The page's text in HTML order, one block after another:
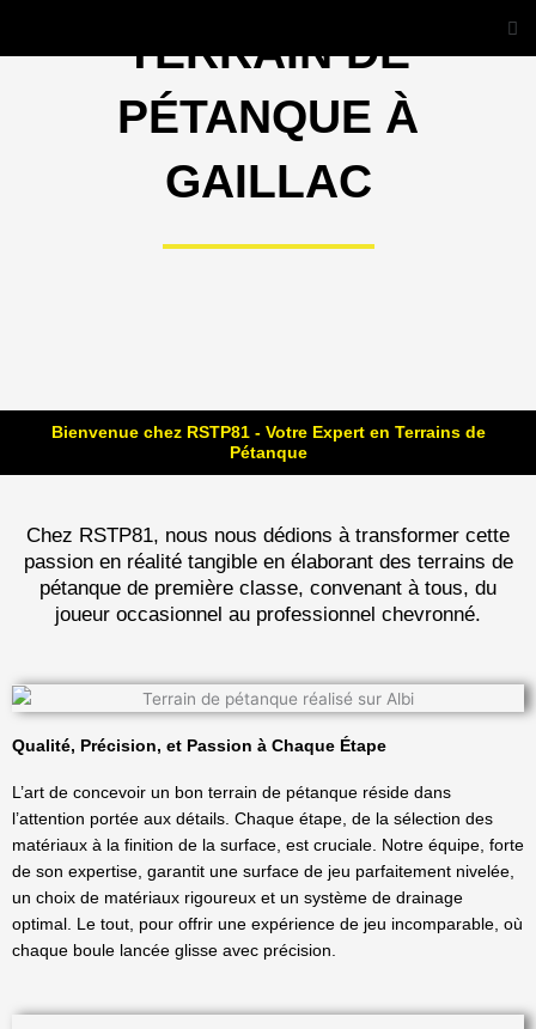
TERRAIN DE
PÉTANQUE À
GAILLAC
Bienvenue chez RSTP81 - Votre Expert en Terrains de
Pétanque
Chez RSTP81, nous nous dédions à transformer cette
passion en réalité tangible en élaborant des terrains de
pétanque de première classe, convenant à tous, du
joueur occasionnel au professionnel chevronné.
Qualité, Précision, et Passion à Chaque Étape
L’art de concevoir un bon terrain de pétanque réside dans
l’attention portée aux détails. Chaque étape, de la sélection des
matériaux à la finition de la surface, est cruciale. Notre équipe, forte
de son expertise, garantit une surface de jeu parfaitement nivelée,
un choix de matériaux rigoureux et un système de drainage
optimal. Le tout, pour offrir une expérience de jeu incomparable, où
chaque boule lancée glisse avec précision.